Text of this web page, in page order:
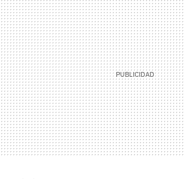
MAIL